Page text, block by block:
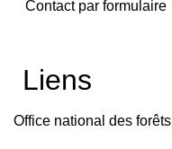
Contact par formulaire
Liens
Office national des forêts